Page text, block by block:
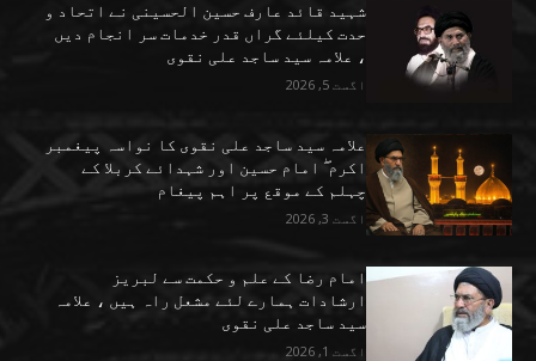
شہید قائد عارف حسین الحسینی نے اتحاد و
حدت کیلئے گراں قدر خدمات سر انجام دیں
، علامہ سید ساجد علی نقوی
اگست 5, 2026
علامہ سید ساجد علی نقوی کا نواسہ پیغمبر
اکرم ۖ امام حسین اور شہدائے کربلا کے
چہلم کے موقع پر اہم پیغام
اگست 3, 2026
امام رضا کے علم و حکمت سے لبریز
ارشادات ہمارے لئے مشعل راہ ہیں ، علامہ
سید ساجد علی نقوی
اگست 1, 2026